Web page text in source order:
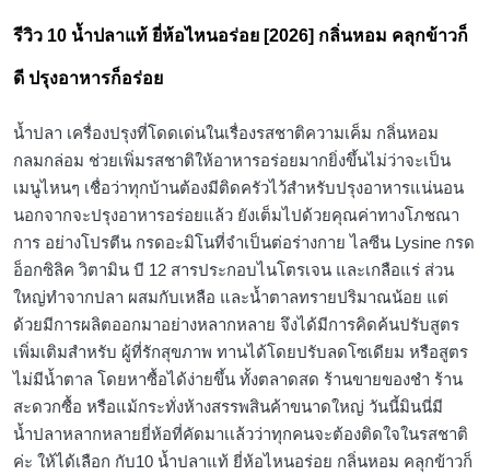
รีวิว 10 น้ำปลาแท้ ยี่ห้อไหนอร่อย [2026] กลิ่นหอม คลุกข้าวก็
ดี ปรุงอาหารก็อร่อย
น้ำปลา เครื่องปรุงที่โดดเด่นในเรื่องรสชาติความเค็ม กลิ่นหอม
กลมกล่อม ช่วยเพิ่มรสชาติให้อาหารอร่อยมากยิ่งขึ้นไม่ว่าจะเป็น
เมนูไหนๆ เชื่อว่าทุกบ้านต้องมีติดครัวไว้สำหรับปรุงอาหารแน่นอน
นอกจากจะปรุงอาหารอร่อยแล้ว ยังเต็มไปด้วยคุณค่าทางโภชณา
การ อย่างโปรตีน กรดอะมิโนที่จำเป็นต่อร่างกาย ไลซีน Lysine กรด
อ็อกซิลิค วิตามิน บี 12 สารประกอบไนโตรเจน และเกลือแร่ ส่วน
ใหญ่ทำจากปลา ผสมกับเหลือ และน้ำตาลทรายปริมาณน้อย แต่
ด้วยมีการผลิตออกมาอย่างหลากหลาย จึงได้มีการคิดค้นปรับสูตร
เพิ่มเติมสำหรับ ผู้ที่รักสุขภาพ ทานได้โดยปรับลดโซเดียม หรือสูตร
ไม่มีน้ำตาล โดยหาซื้อได้ง่ายขึ้น ทั้งตลาดสด ร้านขายของชำ ร้าน
สะดวกซื้อ หรือแม้กระทั่งห้างสรรพสินค้าขนาดใหญ่ วันนี้มินนี่มี
น้ำปลาหลากหลายยี่ห้อที่คัดมาเเล้วว่าทุกคนจะต้องติดใจในรสชาติ
ค่ะ ให้ได้เลือก กับ10 น้ำปลาแท้ ยี่ห้อไหนอร่อย กลิ่นหอม คลุกข้าวก็